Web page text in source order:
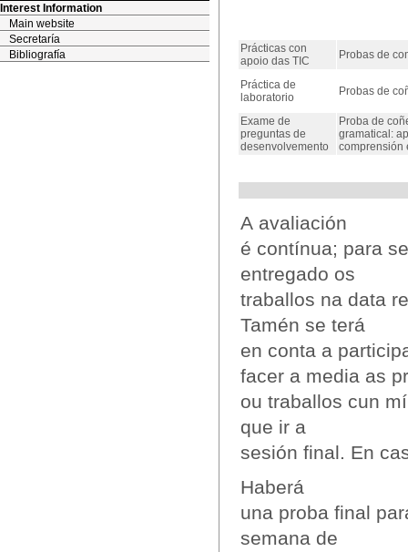
Interest Information
Main website
Secretaría
Bibliografía
Prácticas con
apoio das TIC
Probas de
Práctica de
laboratorio
Probas de
Exame de
preguntas de
desenvolvemento
Proba de
gramatical:
comprensión
A avaliación
é contínua; para
entregado os
traballos na data
Tamén se terá
en conta a
facer a media as
ou traballos cun
que ir a
sesión final. En
Haberá
una proba final
semana de